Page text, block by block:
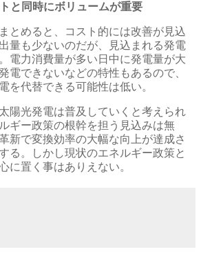
と同時にボリュームが重要
とめると、コスト的には改善が見込
量も少ないのだが、見込まれる発電
電力消費量が多い日中に発電量が大
電できないなどの特性もあるので、
を代替できる可能性は低い。
陽光発電は普及していくと考えられ
ギー政策の根幹を担う見込みは無
新で変換効率の大幅な向上が達成さ
る。しかし現状のエネルギー政策と
に置く事はありえない。